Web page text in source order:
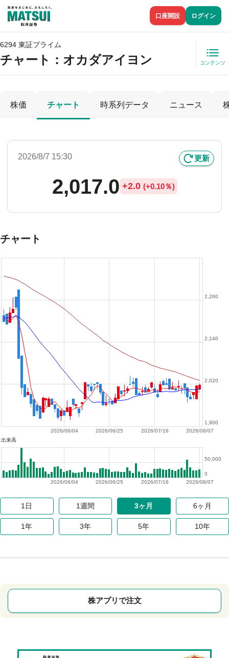
口座開設 ログイン
6294 東証プライム
チャート： オカダアイヨン コンテンツ
株価 チャート 時系列データ ニュース
2026/8/7 15:30 更新
2,017.0 +2.0 (+0.10％)
チャート
2026/08/07
2026/07/16
2026/06/25
2026/06/04
1,900
2,020
2,140
2,260
出来高
2026/08/07
2026/07/16
2026/06/25
2026/06/04
0
50,000
1日 1週間 3ヶ月 6ヶ月
1年 3年 5年 10年
株アプリで注文